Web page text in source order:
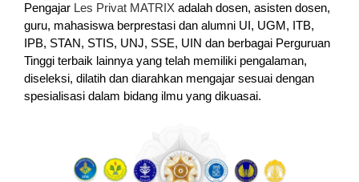
Pengajar Les Privat MATRIXadalah dosen, asisten dosen,
guru, mahasiswa berprestasi dan alumni UI, UGM, ITB,
IPB, STAN, STIS, UNJ, SSE, UIN dan berbagai Perguruan
Tinggi terbaik lainnya yang telah memiliki pengalaman,
diseleksi, dilatih dan diarahkan mengajar sesuai dengan
spesialisasi dalam bidang ilmu yang dikuasai.